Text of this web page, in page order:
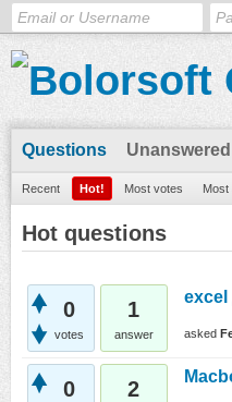
Questions Unanswered
Recent Hot! Most votes Most
Hot questions
0
votes
1
answer
excel
asked
0 2